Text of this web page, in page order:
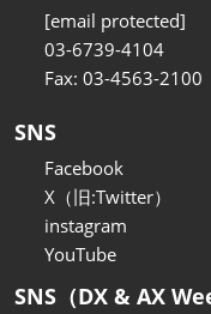
[email protected]
03-6739-4104
Fax: 03-4563-2100
SNS
Facebook
X（旧:Twitter）
instagram
YouTube
SNS（DX & AX